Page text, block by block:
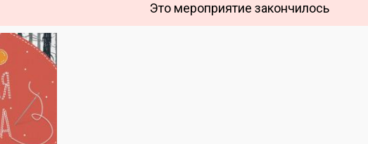
Это мероприятие закончилось